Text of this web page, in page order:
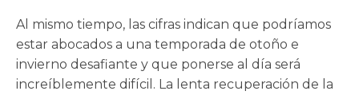
Al mismo tiempo, las cifras indican que podríamos
estar abocados a una temporada de otoño e
invierno desafiante y que ponerse al día será
increíblemente difícil. La lenta recuperación de la